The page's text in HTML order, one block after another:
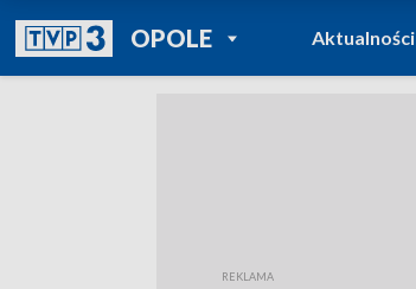
OPOLEPOWRÓT DO
TVP REGIONY
Aktualności